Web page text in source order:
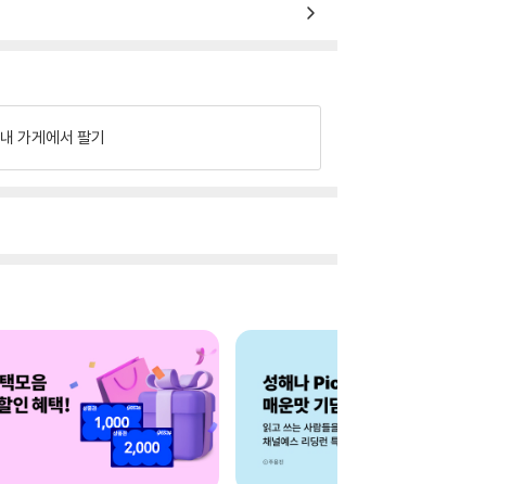
내 가게에서 팔기